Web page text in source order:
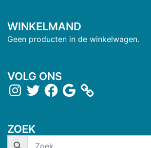
WINKELMAND
Geen producten in de winkelwagen.
VOLG ONS
ZOEK